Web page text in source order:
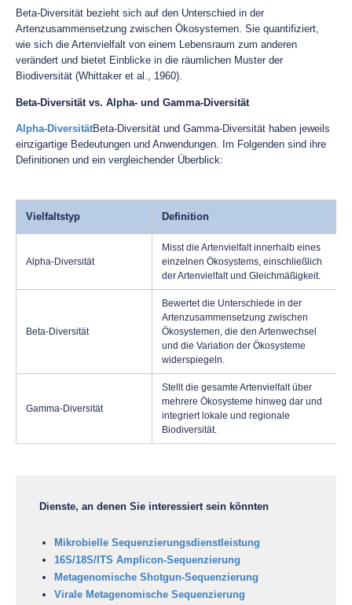
Beta-Diversität bezieht sich auf den Unterschied in der
Artenzusammensetzung zwischen Ökosystemen. Sie quantifiziert,
wie sich die Artenvielfalt von einem Lebensraum zum anderen
verändert und bietet Einblicke in die räumlichen Muster der
Biodiversität (Whittaker et al., 1960).
Beta-Diversität vs. Alpha- und Gamma-Diversität
Alpha-DiversitätBeta-Diversität und Gamma-Diversität haben jeweils
einzigartige Bedeutungen und Anwendungen. Im Folgenden sind ihre
Definitionen und ein vergleichender Überblick:
Vielfaltstyp Definition
Alpha-Diversität
Misst die Artenvielfalt innerhalb eines
einzelnen Ökosystems, einschließlich
der Artenvielfalt und Gleichmäßigkeit.
Beta-Diversität
Bewertet die Unterschiede in der
Artenzusammensetzung zwischen
Ökosystemen, die den Artenwechsel
und die Variation der Ökosysteme
widerspiegeln.
Gamma-Diversität
Stellt die gesamte Artenvielfalt über
mehrere Ökosysteme hinweg dar und
integriert lokale und regionale
Biodiversität.
Dienste, an denen Sie interessiert sein könnten
Mikrobielle Sequenzierungsdienstleistung
16S/18S/ITS Amplicon-Sequenzierung
Metagenomische Shotgun-Sequenzierung
Virale Metagenomische Sequenzierung